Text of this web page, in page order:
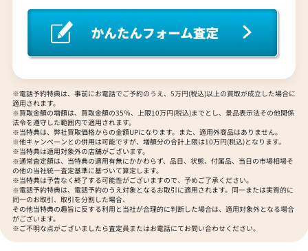
シャネル バタフライカメリア 財布 レザー
参考買取価格
8,000円 6,000円
※電話予約特典は、事前にお電話でご予約のうえ、5万円(税込)以上の買取が成立した場合に
適用されます。
※買取金額の増額は、買取金額の35％、上限10万円(税込)までとし、景品表示法その他関係
法令を遵守した範囲内で適用されます。
※当特典は、弊社買取価格からの金額UPになります。また、適用外商品はありません。
※他キャンペーンとの併用は可能ですが、増額分の合計上限は10万円(税込)となります。
※当特典は適用対象外の店舗がございます。
※通常査定額は、当特典の適用有無にかかわらず、品目、状態、付属品、当日の市場相場そ
の他の当社統一査定基準に基づいて算定します。
※当特典は予告なく終了する可能性がございますので、予めご了承ください。
※電話予約特典は、電話予約のうえ対象となるお取引に適用されます。同一または実質的に
同一のお取引、取引を分割した場合、
その他当特典の趣旨に反する利用と当社が合理的に判断した場合は、適用対象外となる場合
がございます。
※ご不明な点がございましたら査定員またはお電話にてお問い合わせください。